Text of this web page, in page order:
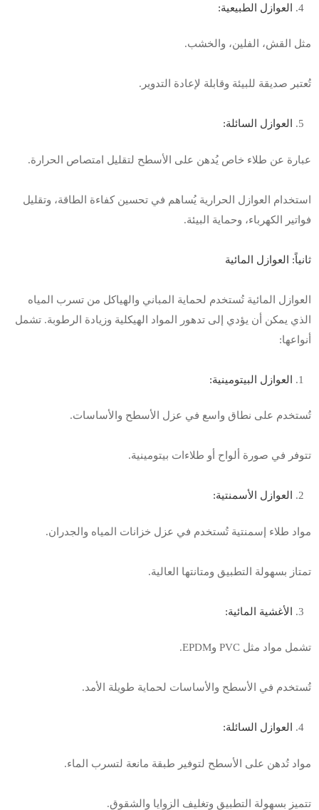
العوازل الطبيعية:
مثل القش، الفلين، والخشب.
تُعتبر صديقة للبيئة وقابلة لإعادة التدوير .
العوازل السائلة:
عبارة عن طلاء خاص يُدهن على الأسطح لتقليل امتصاص الحرارة.
استخدام العوازل الحرارية يُساهم في تحسين كفاءة الطاقة، وتقليل
فواتير الكهرباء، وحماية البيئة.
ثانياً: العوازل المائية
العوازل المائية تُستخدم لحماية المباني والهياكل من تسرب المياه
الذي يمكن أن يؤدي إلى تدهور المواد الهيكلية وزيادة الرطوبة. تشمل
أنواعها:
العوازل البيتومينية:
تُستخدم على نطاق واسع في عزل الأسطح والأساسات.
تتوفر في صورة ألواح أو طلاءات بيتومينية.
العوازل الأسمنتية:
مواد طلاء إسمنتية تُستخدم في عزل خزانات المياه والجدران.
تمتاز بسهولة التطبيق ومتانتها العالية.
الأغشية المائية:
تشمل مواد مثل PVC وEPDM.
تُستخدم في الأسطح والأساسات لحماية طويلة الأمد.
العوازل السائلة:
مواد تُدهن على الأسطح لتوفير طبقة مانعة لتسرب الماء.
تتميز بسهولة التطبيق وتغليف الزوايا والشقوق.